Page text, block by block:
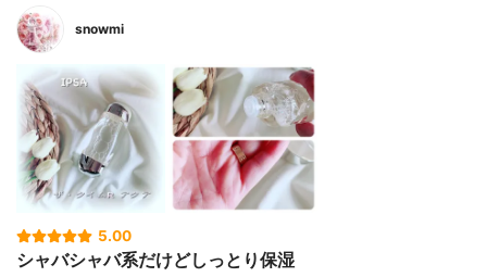
snowmi
5.00
シャバシャバ系だけどしっとり保湿